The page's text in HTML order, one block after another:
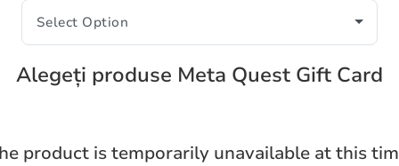
Alegeți produse Meta Quest Gift Card
product is temporarily unavailable at this